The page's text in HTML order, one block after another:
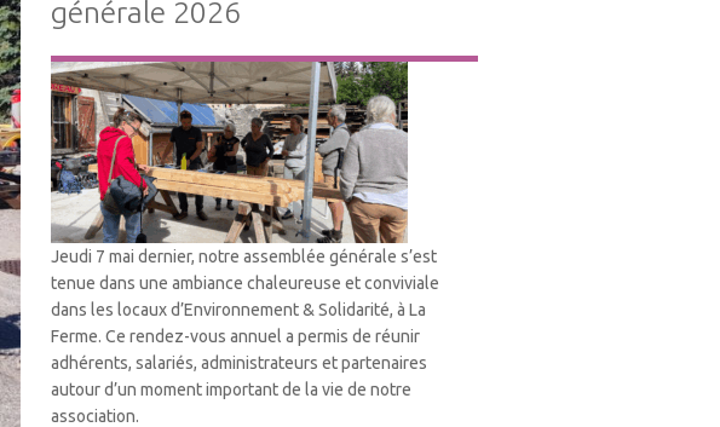
générale 2026
Vie Associative
Jeudi 7 mai dernier, notre assemblée générale s’est
tenue dans une ambiance chaleureuse et conviviale
dans les locaux d’Environnement & Solidarité, à La
Ferme. Ce rendez-vous annuel a permis de réunir
adhérents, salariés, administrateurs et partenaires
autour d’un moment important de la vie de notre
association.